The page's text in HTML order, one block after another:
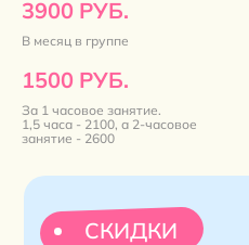
СКИДКИ
3900 РУБ.
В месяц в группе
1500 РУБ.
За 1 часовое занятие.
1,5 часа - 2100, а 2-часовое
занятие - 2600